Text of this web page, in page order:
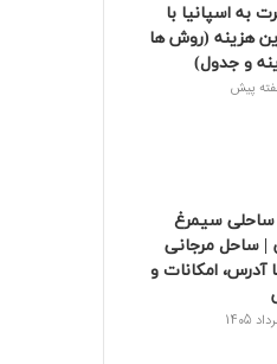
به اسپانیا با
هزینه (روش ها
و جدول)
ساحلی سیمرغ
ساحل مرجانی
آدرس، امکانات و